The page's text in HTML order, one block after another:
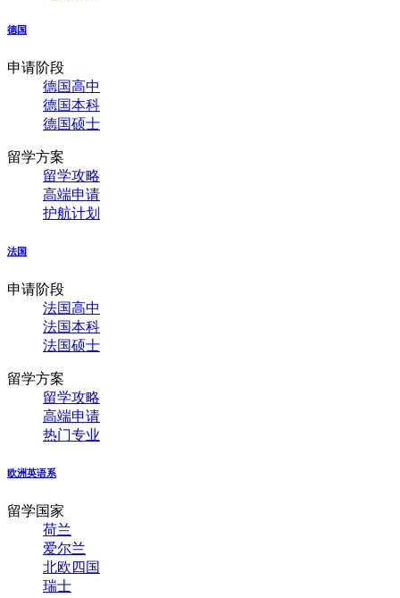
德国
申请阶段
德国高中
德国本科
德国硕士
留学方案
留学攻略
高端申请
护航计划
法国
申请阶段
法国高中
法国本科
法国硕士
留学方案
留学攻略
高端申请
热门专业
欧洲英语系
留学国家
荷兰
爱尔兰
北欧四国
瑞士